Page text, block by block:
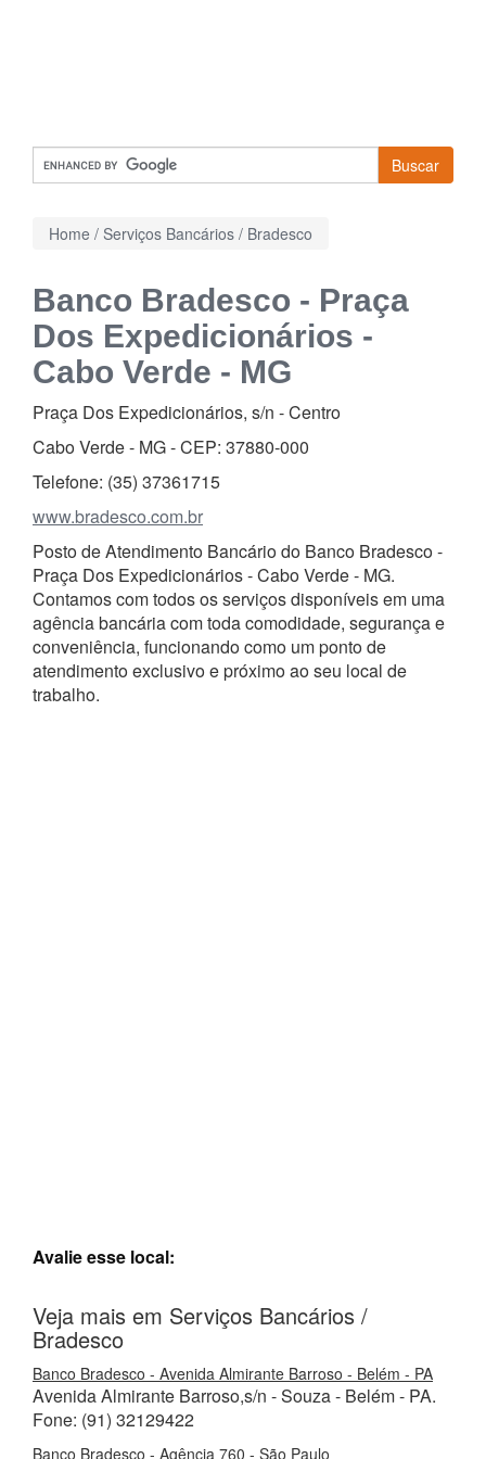
Buscar
Home / Serviços Bancários / Bradesco
Banco Bradesco - Praça
Dos Expedicionários -
Cabo Verde - MG
Praça Dos Expedicionários, s/n -Centro
Cabo Verde - MG - CEP: 37880-000
Telefone: (35) 37361715
www.bradesco.com.br
Posto de Atendimento Bancário do Banco Bradesco -
Praça Dos Expedicionários - Cabo Verde - MG.
Contamos com todos os serviços disponíveis em uma
agência bancária com toda comodidade, segurança e
conveniência, funcionando como um ponto de
atendimento exclusivo e próximo ao seu local de
trabalho.
Avalie esse local:
Veja mais em Serviços Bancários /
Bradesco
Banco Bradesco - Avenida Almirante Barroso - Belém - PA
Avenida Almirante Barroso,s/n - Souza - Belém - PA.
Fone: (91) 32129422
Banco Bradesco - Agência 760 - São Paulo